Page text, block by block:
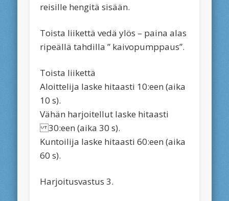
reisille hengitä sisään.
Toista liikettä vedä ylös – paina alas
ripeällä tahdilla ” kaivopumppaus”.
Toista liikettä
Aloittelija laske hitaasti 10:een (aika
10 s).
Vähän harjoitellut laske hitaasti
30:een (aika 30 s).
Kuntoilija laske hitaasti 60:een (aika
60 s).
Harjoitusvastus 3.